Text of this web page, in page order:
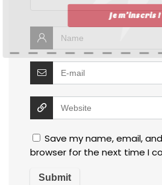
Save my name, email,
browser for the next time I
Je m’inscris !